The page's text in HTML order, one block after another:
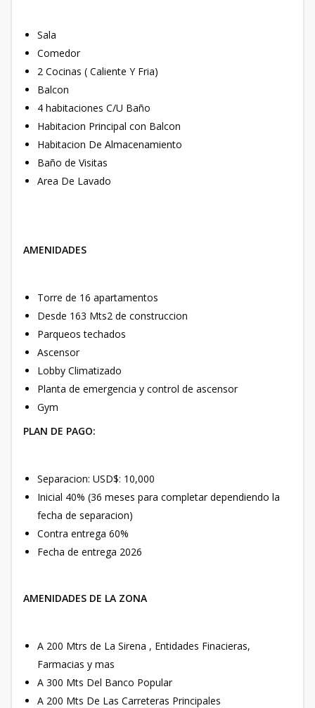
Sala
Comedor
2 Cocinas ( Caliente Y Fria)
Balcon
4 habitaciones C/U Baño
Habitacion Principal con Balcon
Habitacion De Almacenamiento
Baño de Visitas
Area De Lavado
AMENIDADES
Torre de 16 apartamentos
Desde 163 Mts2 de construccion
Parqueos techados
Ascensor
Lobby Climatizado
Planta de emergencia y control de ascensor
Gym
PLAN DE PAGO:
Separacion: USD$: 10,000
Inicial 40% (36 meses para completar dependiendo la
fecha de separacion)
Contra entrega 60%
Fecha de entrega 2026
AMENIDADES DE LA ZONA
A 200 Mtrs de La Sirena , Entidades Finacieras,
Farmacias y mas
A 300 Mts Del Banco Popular
A 200 Mts De Las Carreteras Principales